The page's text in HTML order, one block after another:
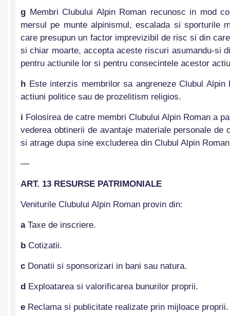
g Membri Clubului Alpin Roman recunosc in mod
mersul pe munte alpinismul, escalada si sporturile
care presupun un factor imprevizibil de risc si din
si chiar moarte, accepta aceste riscuri asumandu-si
pentru actiunile lor si pentru consecintele acestor
h Este interzis membrilor sa angreneze Clubul
actiuni politice sau de prozelitism religios.
i Folosirea de catre membri Clubului Alpin Roman a
vederea obtinerii de avantaje materiale personale de
si atrage dupa sine excluderea din Clubul Alpin
—
ART. 13 RESURSE PATRIMONIALE
Veniturile Clubului Alpin Roman provin din:
a Taxe de inscriere.
b Cotizatii.
c Donatii si sponsorizari in bani sau natura.
d Exploatarea si valorificarea bunurilor proprii.
e Reclama si publicitate realizate prin mijloace proprii.